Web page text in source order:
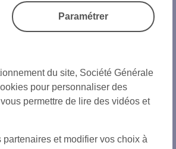
du site, Société Générale
pour personnaliser des
permettre de lire des vidéos et
et modifier vos choix à
Paramétrer